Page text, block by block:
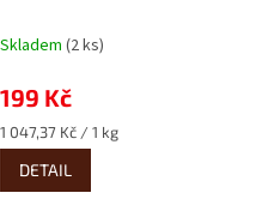
Skladem (2 ks)
199 Kč
Měrná
cena:
1 047,37 Kč / 1 kg
DETAIL